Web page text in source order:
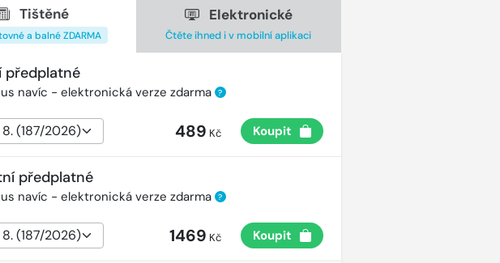
Tištěné
a balné ZDARMA
Elektronické
Čtěte ihned i v mobilní aplikaci
předplatné
navíc - elektronická verze zdarma ?
489 Kč Koupit
předplatné
navíc - elektronická verze zdarma ?
1469 Kč Koupit